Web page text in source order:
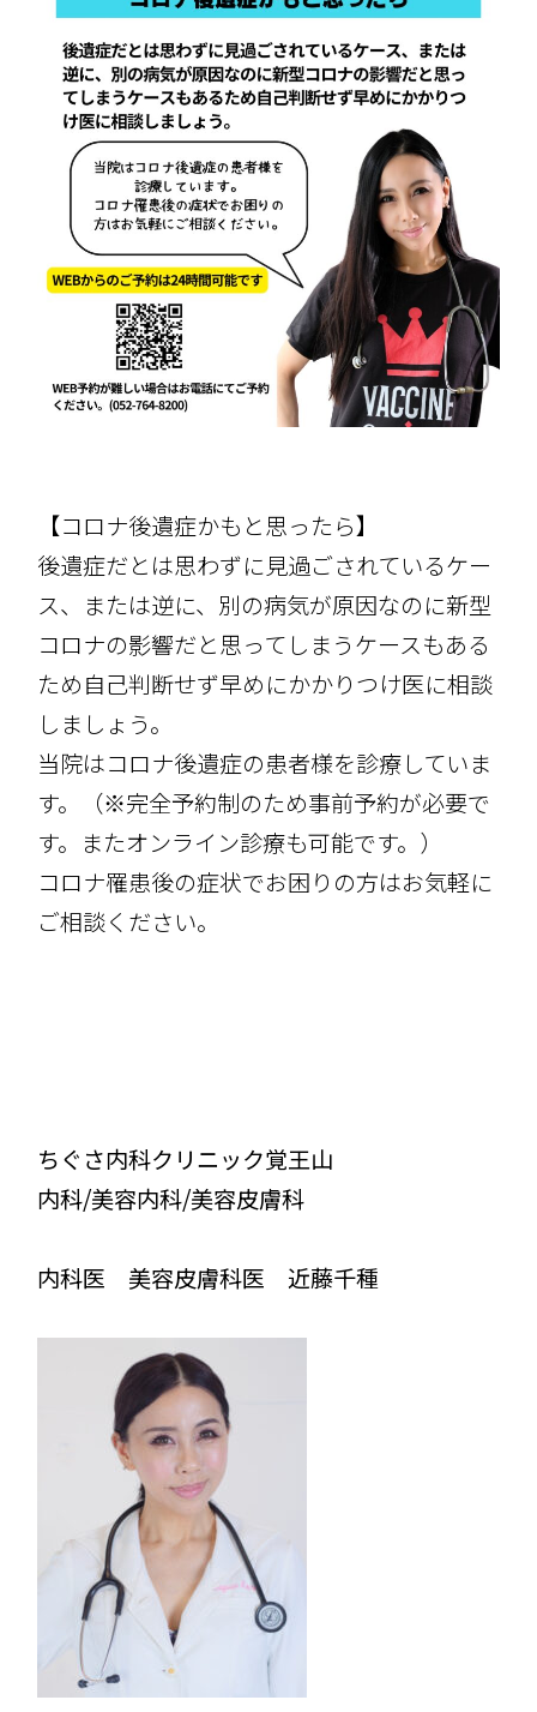
【コロナ後遺症かもと思ったら】
後遺症だとは思わずに見過ごされているケー
ス、または逆に、別の病気が原因なのに新型
コロナの影響だと思ってしまうケースもある
ため自己判断せず早めにかかりつけ医に相談
しましょう。
当院はコロナ後遺症の患者様を診療していま
す。（※完全予約制のため事前予約が必要で
す。またオンライン診療も可能です。）
コロナ罹患後の症状でお困りの方はお気軽に
ご相談ください。
ちぐさ内科クリニック覚王山
内科/美容内科/美容皮膚科
内科医 美容皮膚科医 近藤千種